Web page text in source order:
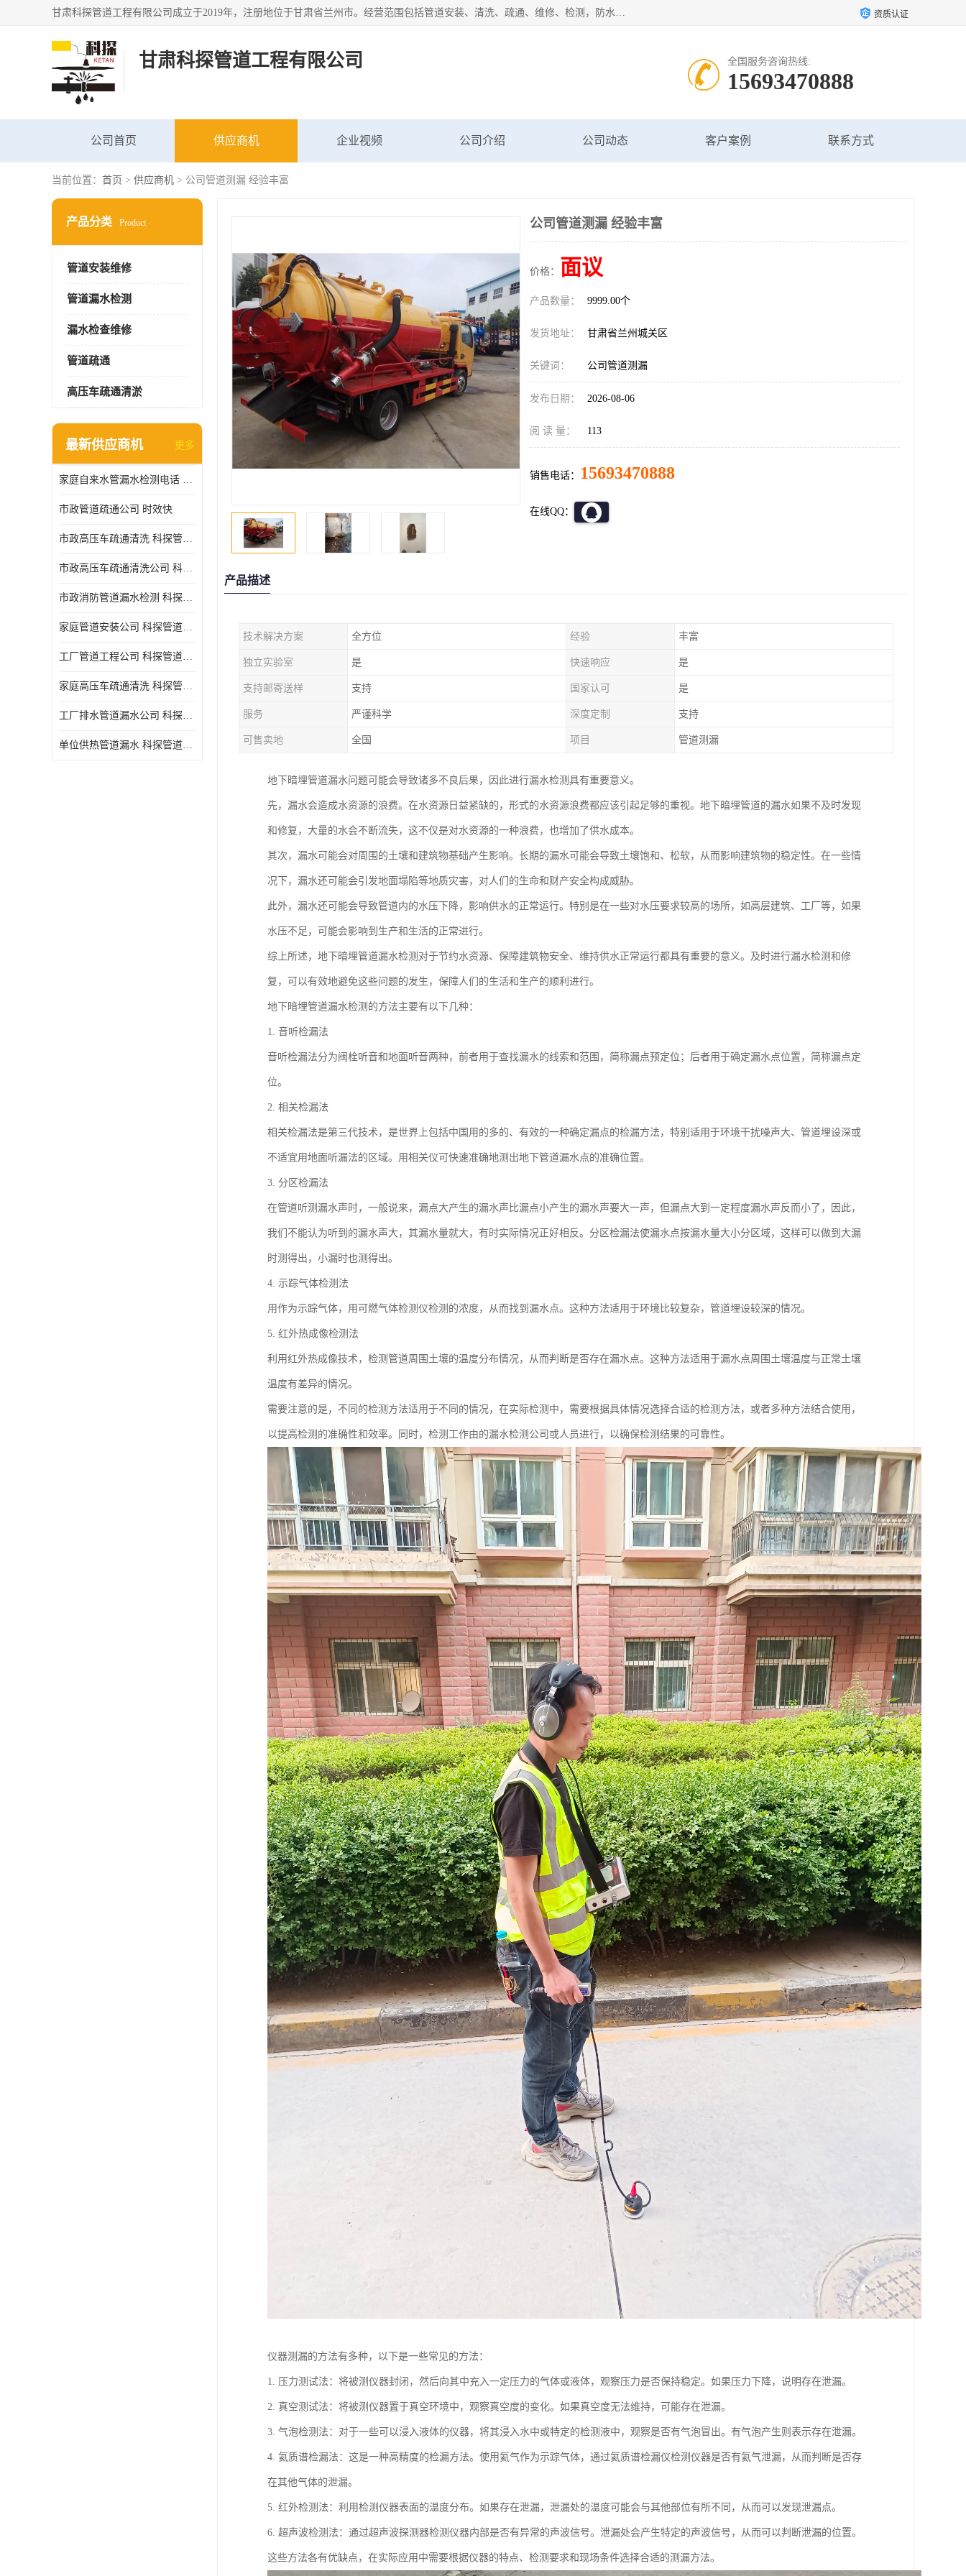
甘肃科探管道工程有限公司成立于2019年，注册地位于甘肃省兰州市。经营范围包括管道安装、清洗、疏通、维修、检测，防水工程，工程钻孔，化粪池清理，暖气安装，给排水管道安装维修，室内外管道如消防、供水、供热管道漏水检测定位，室内外防水堵漏等。 资质认证
甘肃科探管道工程有限公司 全国服务咨询热线:
15693470888
公司首页 供应商机 企业视频 公司介绍 公司动态 客户案例 联系方式
当前位置： 首页 > 供应商机 > 公司管道测漏 经验丰富
产品分类 Product
管道安装维修
管道漏水检测
漏水检查维修
管道疏通
高压车疏通清淤
最新供应商机 更多
家庭自来水管漏水检测电话 服务周到
市政管道疏通公司 时效快
市政高压车疏通清洗 科探管道工程 设备齐
市政高压车疏通清洗公司 科探管道工程 经验丰富
市政消防管道漏水检测 科探管道工程 快速上门
家庭管道安装公司 科探管道工程 团队服务
工厂管道工程公司 科探管道工程 时效快
家庭高压车疏通清洗 科探管道工程 服务周到
工厂排水管道漏水公司 科探管道工程 快速上门
单位供热管道漏水 科探管道工程 设备齐
公司管道测漏 经验丰富
价格： 面议
产品数量： 9999.00个
发货地址： 甘肃省兰州城关区
关键词： 公司管道测漏
发布日期： 2026-08-06
阅 读 量： 113
销售电话： 15693470888
在线QQ：
产品描述
技术解决方案 全方位 经验 丰富
独立实验室 是 快速响应 是
支持邮寄送样 支持 国家认可 是
服务 严谨科学 深度定制 支持
可售卖地 全国 项目 管道测漏
地下暗埋管道漏水问题可能会导致诸多不良后果，因此进行漏水检测具有重要意义。
先，漏水会造成水资源的浪费。在水资源日益紧缺的，形式的水资源浪费都应该引起足够的重视。地下暗埋管道的漏水如果不及时发现
和修复，大量的水会不断流失，这不仅是对水资源的一种浪费，也增加了供水成本。
其次，漏水可能会对周围的土壤和建筑物基础产生影响。长期的漏水可能会导致土壤饱和、松软，从而影响建筑物的稳定性。在一些情
况下，漏水还可能会引发地面塌陷等地质灾害，对人们的生命和财产安全构成威胁。
此外，漏水还可能会导致管道内的水压下降，影响供水的正常运行。特别是在一些对水压要求较高的场所，如高层建筑、工厂等，如果
水压不足，可能会影响到生产和生活的正常进行。
综上所述，地下暗埋管道漏水检测对于节约水资源、保障建筑物安全、维持供水正常运行都具有重要的意义。及时进行漏水检测和修
复，可以有效地避免这些问题的发生，保障人们的生活和生产的顺利进行。
地下暗埋管道漏水检测的方法主要有以下几种：
1. 音听检漏法
音听检漏法分为阀栓听音和地面听音两种，前者用于查找漏水的线索和范围，简称漏点预定位；后者用于确定漏水点位置，简称漏点定
位。
2. 相关检漏法
相关检漏法是第三代技术，是世界上包括中国用的多的、有效的一种确定漏点的检漏方法，特别适用于环境干扰噪声大、管道埋设深或
不适宜用地面听漏法的区域。用相关仪可快速准确地测出地下管道漏水点的准确位置。
3. 分区检漏法
在管道听测漏水声时，一般说来，漏点大产生的漏水声比漏点小产生的漏水声要大一声，但漏点大到一定程度漏水声反而小了，因此，
我们不能认为听到的漏水声大，其漏水量就大，有时实际情况正好相反。分区检漏法使漏水点按漏水量大小分区域，这样可以做到大漏
时测得出，小漏时也测得出。
4. 示踪气体检测法
用作为示踪气体，用可燃气体检测仪检测的浓度，从而找到漏水点。这种方法适用于环境比较复杂，管道埋设较深的情况。
5. 红外热成像检测法
利用红外热成像技术，检测管道周围土壤的温度分布情况，从而判断是否存在漏水点。这种方法适用于漏水点周围土壤温度与正常土壤
温度有差异的情况。
需要注意的是，不同的检测方法适用于不同的情况，在实际检测中，需要根据具体情况选择合适的检测方法，或者多种方法结合使用，
以提高检测的准确性和效率。同时，检测工作由的漏水检测公司或人员进行，以确保检测结果的可靠性。
仪器测漏的方法有多种，以下是一些常见的方法：
1. 压力测试法：将被测仪器封闭，然后向其中充入一定压力的气体或液体，观察压力是否保持稳定。如果压力下降，说明存在泄漏。
2. 真空测试法：将被测仪器置于真空环境中，观察真空度的变化。如果真空度无法维持，可能存在泄漏。
3. 气泡检测法：对于一些可以浸入液体的仪器，将其浸入水中或特定的检测液中，观察是否有气泡冒出。有气泡产生则表示存在泄漏。
4. 氦质谱检漏法：这是一种高精度的检漏方法。使用氦气作为示踪气体，通过氦质谱检漏仪检测仪器是否有氦气泄漏，从而判断是否存
在其他气体的泄漏。
5. 红外检测法：利用检测仪器表面的温度分布。如果存在泄漏，泄漏处的温度可能会与其他部位有所不同，从而可以发现泄漏点。
6. 超声波检测法：通过超声波探测器检测仪器内部是否有异常的声波信号。泄漏处会产生特定的声波信号，从而可以判断泄漏的位置。
这些方法各有优缺点，在实际应用中需要根据仪器的特点、检测要求和现场条件选择合适的测漏方法。